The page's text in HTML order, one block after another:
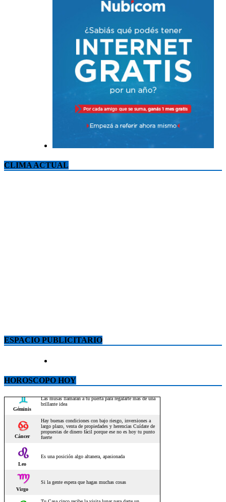
CLIMA ACTUAL
ESPACIO PUBLICITARIO
HOROSCOPO HOY